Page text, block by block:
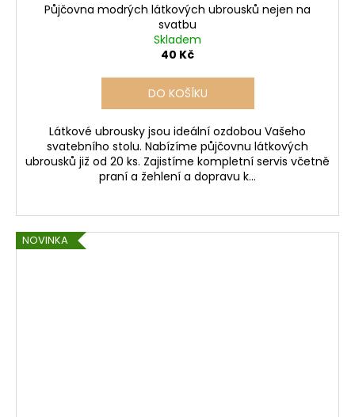
Půjčovna modrých látkových ubrousků nejen na
svatbu
Skladem
40 Kč
DO KOŠÍKU
Látkové ubrousky jsou ideální ozdobou Vašeho
svatebního stolu. Nabízíme půjčovnu látkových
ubrousků již od 20 ks. Zajistíme kompletní servis včetně
praní a žehlení a dopravu k...
NOVINKA